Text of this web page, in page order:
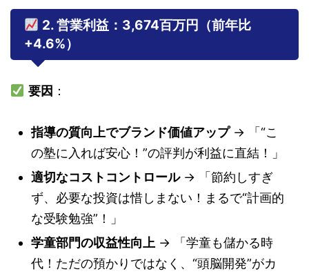
2. 営業利益：3,674百万円（前年比
+4.6%）
要因 ：
指導の質向上でブランド価値アップ→ 「“こ
の塾に入れば安心！”の評判が利益に直結！」
適切なコストコントロール→ 「節約しすぎ
ず、必要な投資は惜しまない！まるで“計画的
な受験勉強”！」
学童部門の収益性向上 → 「学童も儲かる時
代！ただの預かりではなく、“頭脳開発”がカ